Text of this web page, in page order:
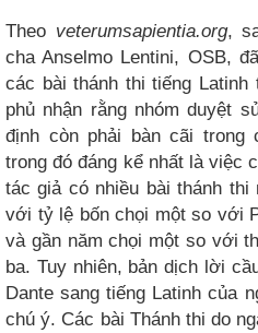
Theo veterumsapientia.org,
cha Anselmo Lentini, OSB,
các bài thánh thi tiếng Latinh
phủ nhận rằng nhóm duyệt
định còn phải bàn cãi trong
trong đó đáng kể nhất là việc
tác giả có nhiều bài thánh
với tỷ lệ bốn chọi một so với
và gần năm chọi một so với
ba. Tuy nhiên, bản dịch lời
Dante sang tiếng Latinh của
chú ý. Các bài Thánh thi do